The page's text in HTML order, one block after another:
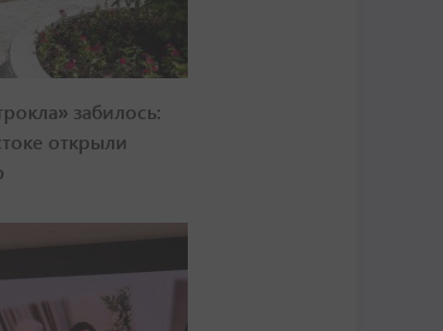
забилось:
открыли